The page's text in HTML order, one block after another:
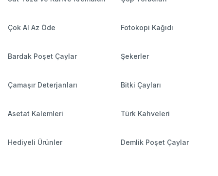
Çok Al Az Öde Fotokopi Kağıdı
Bardak Poşet Çaylar Şekerler
Çamaşır Deterjanları Bitki Çayları
Asetat Kalemleri Türk Kahveleri
Hediyeli Ürünler Demlik Poşet Çaylar